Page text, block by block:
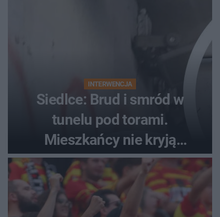
INTERWENCJA
Siedlce: Brud i smród w
tunelu pod torami.
Mieszkańcy nie kryją
oburzenia!